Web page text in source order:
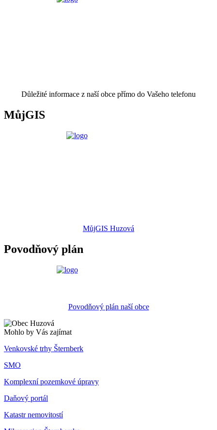
Důležité informace z naší obce přímo do Vašeho telefonu
MůjGIS
MůjGIS Huzová
Povodňový plán
Povodňový plán naší obce
Mohlo by Vás zajímat
Venkovské trhy Šternberk
SMO
Komplexní pozemkové úpravy
Daňový portál
Katastr nemovitostí